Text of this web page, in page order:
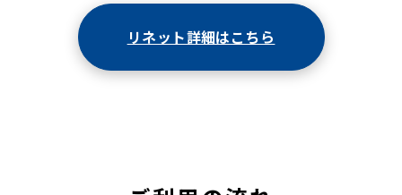
リネット詳細はこちら